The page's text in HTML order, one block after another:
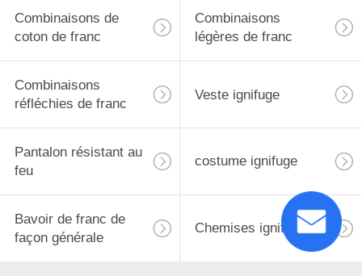
Accessoires
ignifuges
10
Combinaisons de
coton de franc
Combinaisons
légères de franc
Combinaisons
réfléchies de franc
Veste ignifuge
Pantalon résistant au
feu
costume ignifuge
Bavoir de franc de
façon générale
Chemises ignifuges